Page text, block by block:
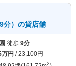
分）の貸店舗
徒歩 9分
円 / 23,100円
2